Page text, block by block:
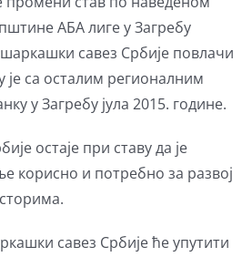
АБА лиге у Загребу
савез Србије повлачи
је са осталим регионалним
у Загребу јула 2015. године.
остаје при ставу да је
корисно и потребно за развој
савез Србије ће упутити